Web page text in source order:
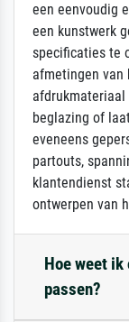
een eenvoudig
een kunstwerk
specificaties te
afmetingen van
beglazing of
eveneens
partouts,
klantendienst
ontwerpen van
Hoe weet
passen?